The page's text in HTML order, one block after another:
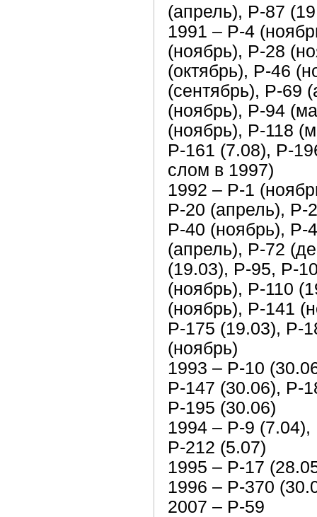
(апрель), Р-87
1991 – Р-4
(ноябрь), Р-28
(октябрь), Р-46
(сентябрь), Р-69
(ноябрь), Р-94
(ноябрь), Р-118
Р-161 (7.08), Р-
слом в 1997)
1992 – Р-1
Р-20 (апрель), Р-
Р-40 (ноябрь), Р-
(апрель), Р-72
(19.03), Р-95, Р-
(ноябрь), Р-110
(ноябрь), Р-141
Р-175 (19.03), Р-
(ноябрь)
1993 – Р-10
Р-147 (30.06), Р-
Р-195 (30.06)
1994 – Р-9
Р-212 (5.07)
1995 – Р-17
1996 – Р-370
2007 – Р-59